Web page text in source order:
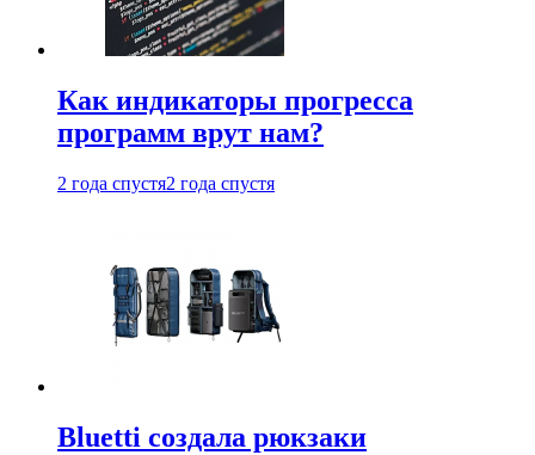
Как индикаторы прогресса
программ врут нам?
2 года спустя2 года спустя
Bluetti создала рюкзаки